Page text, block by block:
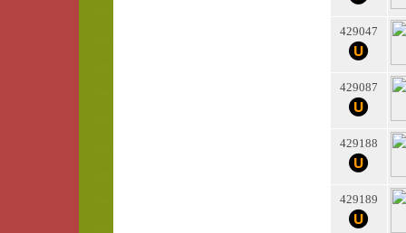
429047
429087
429188
429189